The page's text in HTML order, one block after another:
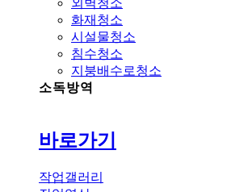
외벽청소
화재청소
시설물청소
침수청소
지붕배수로청소
소독방역
바로가기
작업갤러리